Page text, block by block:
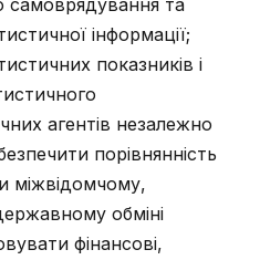
інформації;
показників і
агентів незалежно
порівнянність
міжвідомчому,
обміні
фінансові,